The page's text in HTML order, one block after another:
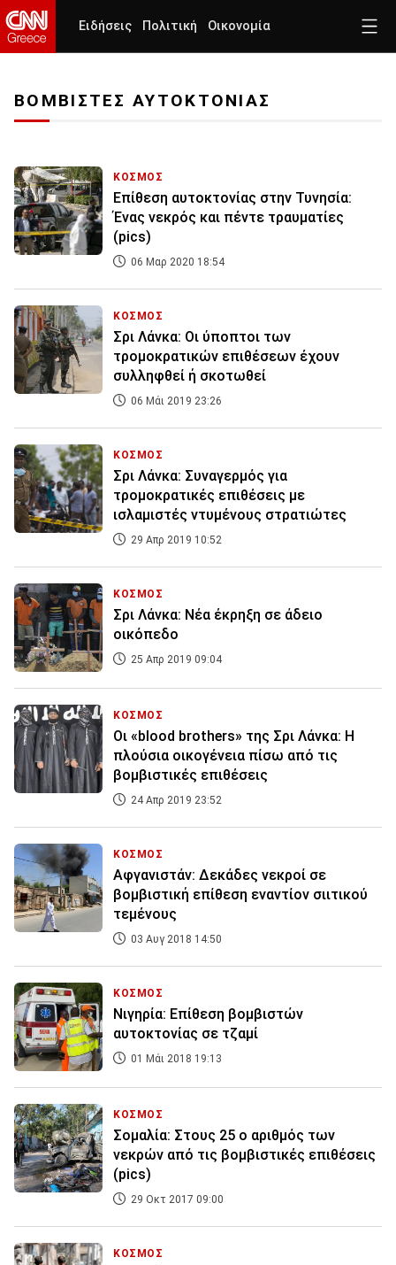
Ειδήσεις Πολιτική Οικονομία
ΒΟΜΒΙΣΤΕΣ ΑΥΤΟΚΤΟΝΙΑΣ
ΚΟΣΜΟΣ
Επίθεση αυτοκτονίας στην Τυνησία:
Ένας νεκρός και πέντε τραυματίες
(pics)
06 Μαρ 2020 18:54
ΚΟΣΜΟΣ
Σρι Λάνκα: Οι ύποπτοι των
τρομοκρατικών επιθέσεων έχουν
συλληφθεί ή σκοτωθεί
06 Μάι 2019 23:26
ΚΟΣΜΟΣ
Σρι Λάνκα: Συναγερμός για
τρομοκρατικές επιθέσεις με
ισλαμιστές ντυμένους στρατιώτες
29 Απρ 2019 10:52
ΚΟΣΜΟΣ
Σρι Λάνκα: Νέα έκρηξη σε άδειο
οικόπεδο
25 Απρ 2019 09:04
ΚΟΣΜΟΣ
Οι «blood brothers» της Σρι Λάνκα: Η
πλούσια οικογένεια πίσω από τις
βομβιστικές επιθέσεις
24 Απρ 2019 23:52
ΚΟΣΜΟΣ
Αφγανιστάν: Δεκάδες νεκροί σε
βομβιστική επίθεση εναντίον σιιτικού
τεμένους
03 Αυγ 2018 14:50
ΚΟΣΜΟΣ
Νιγηρία: Επίθεση βομβιστών
αυτοκτονίας σε τζαμί
01 Μάι 2018 19:13
ΚΟΣΜΟΣ
Σομαλία: Στους 25 ο αριθμός των
νεκρών από τις βομβιστικές επιθέσεις
(pics)
29 Οκτ 2017 09:00
ΚΟΣΜΟΣ